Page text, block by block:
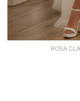
ROSA